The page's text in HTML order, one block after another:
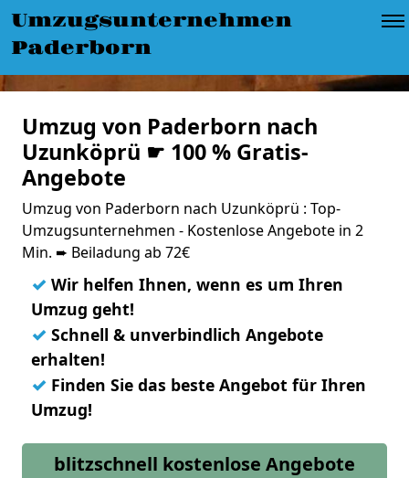
Umzugsunternehmen
Paderborn
Umzug von Paderborn nach
Uzunköprü ☛ 100 % Gratis-
Angebote
Umzug von Paderborn nach Uzunköprü : Top-
Umzugsunternehmen - Kostenlose Angebote in 2
Min. ➨ Beiladung ab 72€
✓ Wir helfen Ihnen, wenn es um Ihren
Umzug geht!
✓ Schnell & unverbindlich Angebote
erhalten!
✓ Finden Sie das beste Angebot für Ihren
Umzug!
blitzschnell kostenlose Angebote